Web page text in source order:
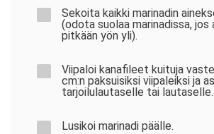
Sekoita kaikki marinadin
(odota suolaa marinadissa, jos
pitkään yön yli).
Viipaloi kanafileet kuituja
cm:n paksuisiksi viipaleiksi ja
tarjoilulautaselle tai lautaselle.
Lusikoi marinadi päälle.